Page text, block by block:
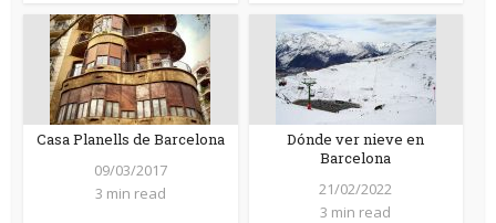
Casa Planells de Barcelona
09/03/2017
3 min read
Dónde ver nieve en
Barcelona
21/02/2022
3 min read